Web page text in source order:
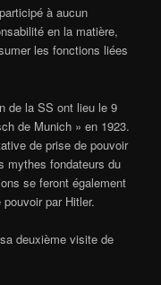
à aucun
en la matière,
les fonctions liées
de la SS ont lieu le 9
de Munich » en 1923.
de prise de pouvoir
mythes fondateurs du
se feront également
par Hitler.
deuxième visite de